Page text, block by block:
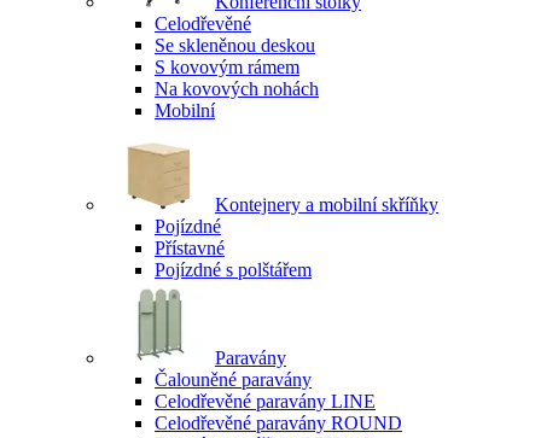
Celodřevěné
Se skleněnou deskou
S kovovým rámem
Na kovových nohách
Mobilní
Kontejnery a mobilní skříňky
Pojízdné
Přístavné
Pojízdné s polštářem
Paravány
Čalouněné paravány
Celodřevěné paravány LINE
Celodřevěné paravány ROUND